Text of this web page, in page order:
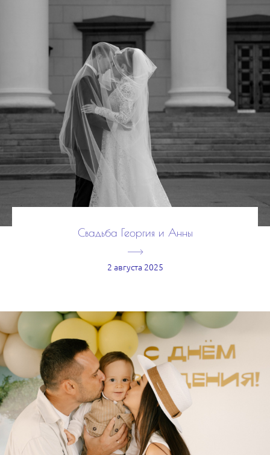
Свадьба Георгия и Анны
2 августа 2025